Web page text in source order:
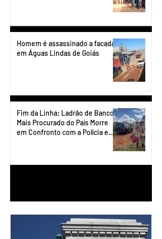
Homem é assassinado a facadas
em Águas Lindas de Goiás
Fim da Linha: Ladrão de Banco
Mais Procurado do País Morre
em Confronto com a Polícia em